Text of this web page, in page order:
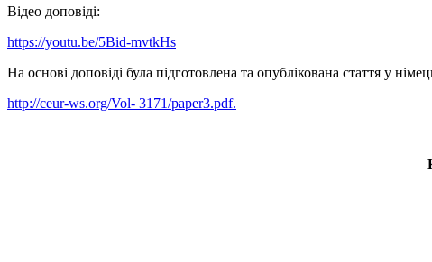
Відео доповіді:
https://youtu.be/5Bid-mvtkHs
На основі доповіді була підготовлена та опублікована стаття у
http://ceur-ws.org/Vol- 3171/paper3.pdf.